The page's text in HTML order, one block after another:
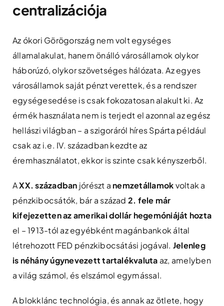
centralizációja
Az ókori Görögország nem volt egységes
államalakulat, hanem önálló városállamok olykor
háborúzó, olykor szövetséges hálózata. Az egyes
városállamok saját pénzt verettek, és a rendszer
egységesedése is csak fokozatosan alakult ki. Az
érmék használata nem is terjedt el azonnal az egész
hellászi világban – a szigoráról híres Spárta például
csak az i.e. IV. században kezdte az
éremhasználatot, ekkor is szinte csak kényszerből.
AXX. században jórészt a nemzetállamokvoltak a
pénzkibocsátók, bár a század 2. fele már
kifejezetten az amerikai dollár hegemóniáját hozta
el – 1913-tól az egyébként magánbankok által
létrehozott FED pénzkibocsátási jogával. Jelenleg
is néhány úgynevezett tartalékvaluta az, amelyben
a világ számol, és elszámol egymással.
A blokklánc technológia, és annak az ötlete, hogy